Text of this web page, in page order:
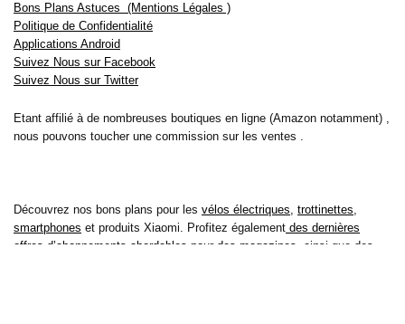
Bons Plans Astuces (Mentions Légales )
Politique de Confidentialité
Applications Android
Suivez Nous sur Facebook
Suivez Nous sur Twitter
Etant affilié à de nombreuses boutiques en ligne (Amazon notamment) ,
nous pouvons toucher une commission sur les ventes .
Découvrez nos bons plans pour les vélos électriques, trottinettes,
smartphones et produits Xiaomi. Profitez également des dernières
offres d’abonnements abordables pour des magazines , ainsi que des